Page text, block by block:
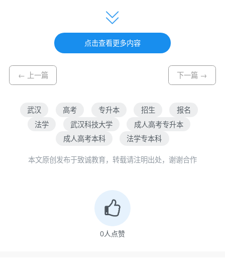
成人高考专升本法学专业好考吗
成人高考专升本
专业还是比较好考的，如
果你的基础课与专业课的基础扎实，通过考试不
本总分450分，录取分数线在120分
教育自学考试机构颁发的专科毕业、本科结业证
书或以上证书的人员可以报考专升本。
成人高考专升本法学专业考试科目
点击查看更多内容
← 上一篇 下一篇 →
武汉 高考 专升本 招生
报名
法学
武汉科技大学
成人高考专升本
成人高考本科
法学专本科
本文原创发布于致诚教育，转载请注明出处，谢谢合作
0人点赞